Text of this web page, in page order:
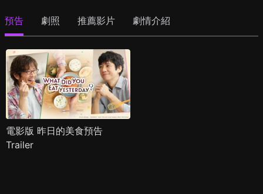
預告 劇照 推薦影片 劇情介紹
電影版 昨日的美食預告
Trailer